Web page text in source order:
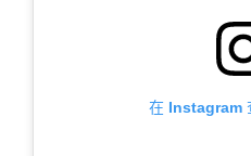
在 Instagram